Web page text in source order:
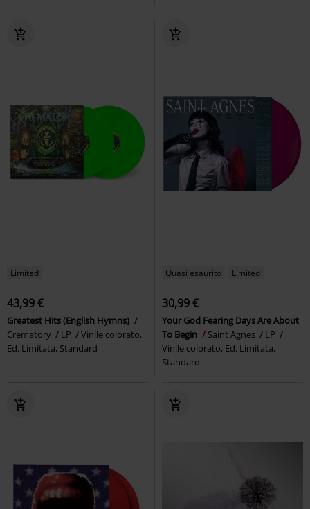
Limited
43,99 €
Greatest Hits (English Hymns)
Crematory
LP
Vinile colorato,
Ed. Limitata, Standard
Quasi esaurito Limited
30,99 €
Your God Fearing Days Are About
To Begin
Saint Agnes
LP
Vinile colorato, Ed. Limitata,
Standard